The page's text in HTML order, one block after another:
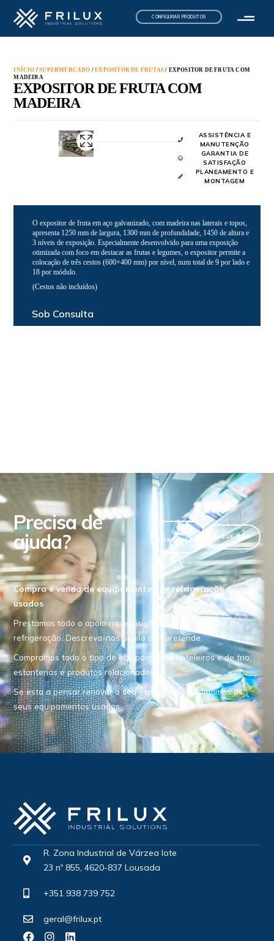
CONFIGURAR PRODUTOS
INÍCIO /SUPERMERCADO /EXPOSITOR DE FRUTAS / EXPOSITOR DE FRUTA COM
MADEIRA
EXPOSITOR DE FRUTA COM
MADEIRA
ASSISTÊNCIA E
MANUTENÇÃO
GARANTIA DE
SATISFAÇÃO
PLANEAMENTO E
MONTAGEM
O expositor de fruta em aço galvanizado, com madeira nas laterais e topos,
apresenta 1250 mm de largura, 1300 mm de profundidade, 1450 de altura e
3 níveis de exposição. Especialmente desenvolvido para uma exposição
otimizada com foco em destacar as frutas e legumes, o expositor permite a
colocação de três cestos (600×400 mm) por nível, num total de 9 por lado e
18 por módulo.
(Cestos não incluídos)
Sob Consulta
Precisa de
ajuda?
VER
CONTACTOS
LIGUE-NOS
Compra e venda de equipamentos de refrigeração novos e
usados
Prestamos todo o apoio na aquisição de equipamentos de
refrigeração. Descreva-nos aquilo que pretende.
Compramos todo o tipo de equipamentos hoteleiros e de frio,
estanterias e produtos relacionados.
Se esta a pensar renovar o seu espaço, nós retomamos os
seus equipamentos usados.
R. Zona Industrial de Várzea lote
23 nº 855, 4620-837 Lousada
+351 938 739 752
geral@frilux.pt